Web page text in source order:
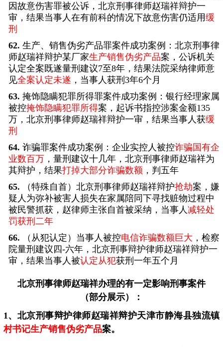
因故意伤害罪被公诉，北京刑事律师赵瑞祥辩护一
审，结果当事人在有前科的情况下故意伤害仍适用缓
刑
62. 生产、销售伪劣产品罪案件成功案例：北京刑事律
师赵瑞祥辩护某厂家生产销售伪劣产品案，公诉机关
认定全案既遂量刑建议7至8年，结果法院采纳律师意
见全案认定未遂 ，当事人获刑3年6个月
63. 掩饰隐瞒犯罪所得罪案件成功案例：银行经理家属
被控掩饰隐瞒犯罪所得案，起诉书指控涉案金额135
万，北京刑事律师赵瑞祥辩护一审，结果当事人获缓
刑
64. 诈骗罪案件成功案例：企业实控人被控诈骗国有企
业数百万 ，量刑建议十几年，北京刑事律师赵瑞祥为
其辩护，结果打掉大部分诈骗数额 ，判五年
65.
（特殊自首）北京刑事律师赵瑞祥辩护抢劫案，嫌
疑人为弥补被害人损失在家属陪同下寻找赃物过程中
被民警抓获，赵律师主张自首被采纳，当事人 减轻处
罚获刑二年
66.
（从犯认定）当事人被控电信诈骗数额巨大 ，检察
院量刑建议四-六年，北京刑事辩护律师赵瑞祥辩护一
审，结果当事人被认定从犯获刑一年五个月
北京刑事律师赵瑞祥办理的有一定影响刑事案件
（部分展示）：
1、北京刑事辩护律师赵瑞祥辩护天津市静海县独流镇
村书记生产销售伪劣产品案。